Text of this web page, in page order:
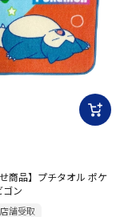
せ商品】プチタオル ポケ
ゴン
舗受取